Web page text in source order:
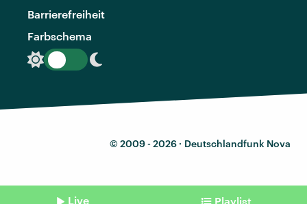
Barrierefreiheit
Farbschema
© 2009 - 2026 · Deutschlandfunk Nova
Live Playlist